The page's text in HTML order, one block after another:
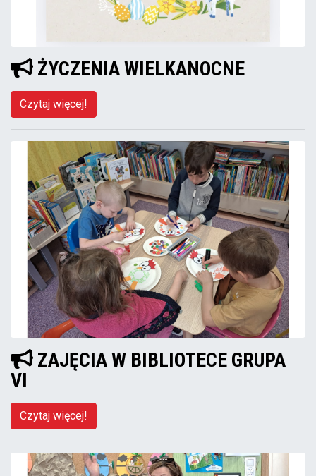
ŻYCZENIA WIELKANOCNE
Czytaj więcej!
ZAJĘCIA W BIBLIOTECE GRUPA
VI
Czytaj więcej!